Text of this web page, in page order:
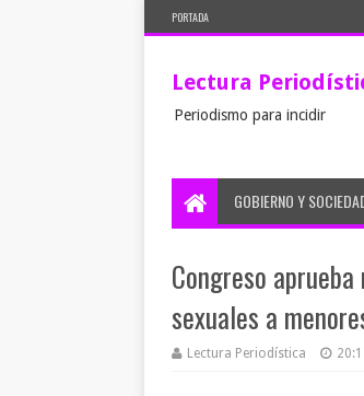
PORTADA
Lectura
Periodismo para incidir
GOBIERNO Y
Congreso
sexuales a
Lectura Periodística